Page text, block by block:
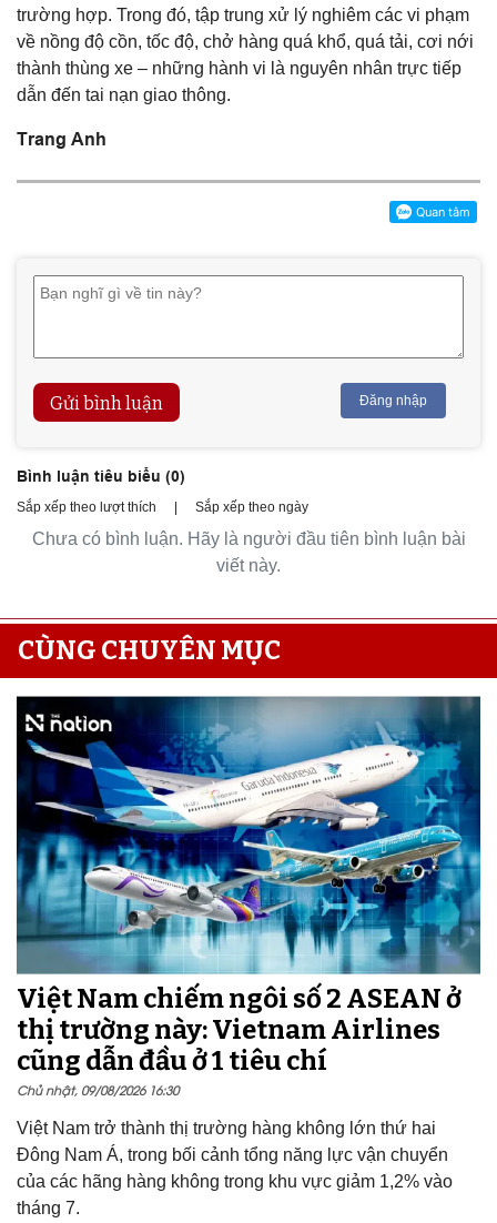
trường hợp. Trong đó, tập trung xử lý nghiêm các vi phạm
về nồng độ cồn, tốc độ, chở hàng quá khổ, quá tải, cơi nới
thành thùng xe – những hành vi là nguyên nhân trực tiếp
dẫn đến tai nạn giao thông.
Trang Anh
Gửi bình luận Đăng nhập
Bình luận tiêu biểu (0)
Sắp xếp theo lượt thích Sắp xếp theo ngày
Chưa có bình luận. Hãy là người đầu tiên bình luận bài
viết này.
CÙNG CHUYÊN MỤC
Việt Nam chiếm ngôi số 2 ASEAN ở
thị trường này: Vietnam Airlines
cũng dẫn đầu ở 1 tiêu chí
Chủ nhật, 09/08/2026 16:30
Việt Nam trở thành thị trường hàng không lớn thứ hai
Đông Nam Á, trong bối cảnh tổng năng lực vận chuyển
của các hãng hàng không trong khu vực giảm 1,2% vào
tháng 7.